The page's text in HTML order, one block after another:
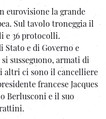
eurovisione la grande
Sul tavolo troneggia il
e 36 protocolli.
e di Governo e
susseguono, armati di
altri ci sono il cancelliere
francese Jacques
Berlusconi e il suo